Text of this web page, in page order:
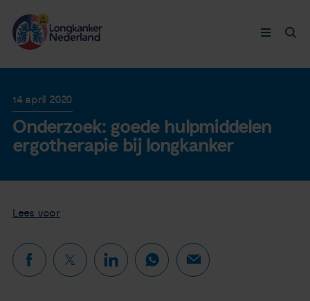
Longkanker
Leven met
Thymuskankers
Steun ons
14 april 2020
Onderzoek: goede hulpmiddelen
ergotherapie bij longkanker
Lees voor